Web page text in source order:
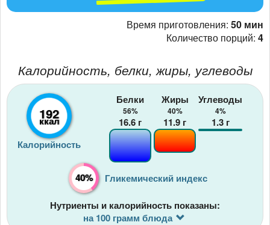
Время приготовления: 50 мин
Количество порций: 4
Калорийность, белки, жиры, углеводы
192
ккал
Калорийность
Белки
56%
16.6 г
Жиры
40%
11.9 г
Углеводы
4%
1.3г
40% Гликемический индекс
Нутриенты и калорийность показаны:
на 100 грамм блюда